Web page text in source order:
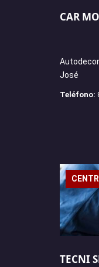
CAR
José
Teléfono:
TECNI